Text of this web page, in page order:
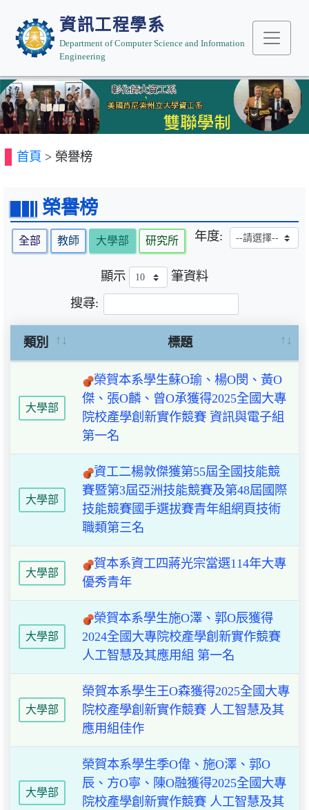
資訊工程學系
Department of Computer Science and Information
Engineering
Previous Next
首頁 > 榮譽榜
榮譽榜
全部 教師 大學部 研究所 年度:
顯示
筆資料
搜尋:
類別 標題
大學部
榮賀本系學生蘇O瑜、楊O閔、黃O
傑、張O麟、曾O承獲得2025全國大專
院校產學創新實作競賽 資訊與電子組
第一名
大學部
資工二楊敦傑獲第55屆全國技能競
賽暨第3屆亞洲技能競賽及第48屆國際
技能競賽國手選拔賽青年組網頁技術
職類第三名
大學部
賀本系資工四蔣光宗當選114年大專
優秀青年
大學部
榮賀本系學生施O澤、郭O辰獲得
2024全國大專院校產學創新實作競賽
人工智慧及其應用組 第一名
大學部
榮賀本系學生王O森獲得2025全國大專
院校產學創新實作競賽 人工智慧及其
應用組佳作
大學部
榮賀本系學生季O偉、施O澤、郭O
辰、方O寧、陳O融獲得2025全國大專
院校產學創新實作競賽 人工智慧及其